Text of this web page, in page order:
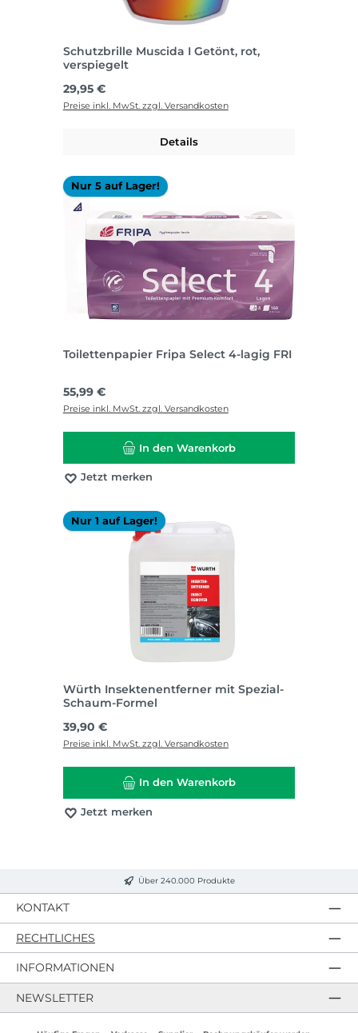
Schutzbrille Muscida I Getönt, rot,
verspiegelt
Regulärer Preis:
29,95 €
Preise inkl. MwSt. zzgl. Versandkosten
Details
Nur 5 auf Lager!
Toilettenpapier Fripa Select 4-lagig FRI
Regulärer Preis:
55,99 €
Preise inkl. MwSt. zzgl. Versandkosten
In den Warenkorb
Jetzt merken
Nur 1 auf Lager!
Würth Insektenentferner mit Spezial-
Schaum-Formel
Regulärer Preis:
39,90 €
Preise inkl. MwSt. zzgl. Versandkosten
In den Warenkorb
Jetzt merken
Über 240.000 Produkte
KONTAKT
RECHTLICHES
INFORMATIONEN
NEWSLETTER